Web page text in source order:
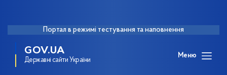
Портал в режимі тестування та наповнення
GOV.UA
Державні сайти України
Меню